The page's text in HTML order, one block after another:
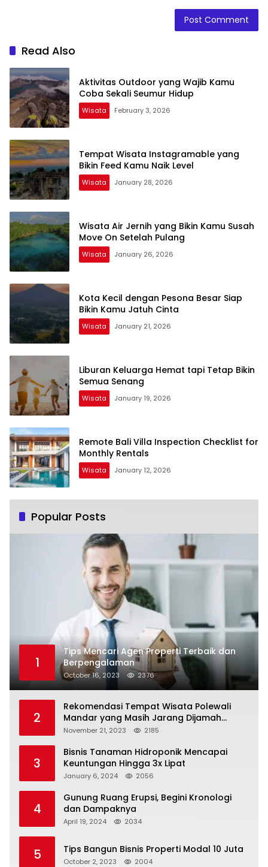
Read Also
Aktivitas Outdoor yang Wajib Kamu
Coba Sekali Seumur Hidup
Wisata February 3, 2026
Tempat Wisata Instagramable yang
Bikin Feed Kamu Naik Level
Wisata January 28, 2026
Wisata Air Jernih yang Bikin Kamu Susah
Move On Setelah Pulang
Wisata January 26, 2026
Kota Kecil dengan Pesona Besar Siap
Bikin Kamu Jatuh Cinta
Wisata January 21, 2026
Liburan Keluarga Hemat tapi Tetap Bikin
Semua Senang
Wisata January 19, 2026
Remote Bali Villa Inspection Checklist for
Monthly Rentals
Wisata January 12, 2026
Popular Posts
1
Tips Mencari Agen Properti Terbaik dan
Berpengalaman
October 16, 2023 2376
2
Rekomendasi Tempat Wisata Polewali
Mandar yang Masih Jarang Dijamah
Wisatawan
November 21, 2023 2185
3
Bisnis Tanaman Hidroponik Mencapai
Keuntungan Hingga 3x Lipat
January 6, 2024 2056
4
Gunung Ruang Erupsi, Begini Kronologi
dan Dampaknya
April 19, 2024 2034
5 Tips Bangun Bisnis Properti Modal 10 Juta
October 2, 2023 2004